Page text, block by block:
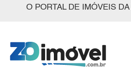
O PORTAL DE IMÓVEIS DA